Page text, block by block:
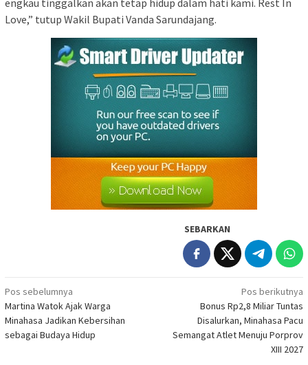
engkau tinggalkan akan tetap hidup dalam hati kami. Rest In
Love,” tutup Wakil Bupati Vanda Sarundajang.
SEBARKAN
Navigasi
pos
Pos sebelumnya
Martina Watok Ajak Warga
Minahasa Jadikan Kebersihan
sebagai Budaya Hidup
Pos berikutnya
Bonus Rp2,8 Miliar Tuntas
Disalurkan, Minahasa Pacu
Semangat Atlet Menuju Porprov
XIII 2027